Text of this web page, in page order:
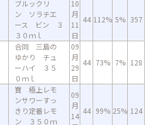
ブルックリ
ン ソラチエ
ース ビン ３
３０ｍｌ
10
月
11
日
44 112% 5% 357
合同 三島の
ゆかり チュ
ーハイ ３５
０ｍｌ
09
月
29
日
44 73% 7% 128
寶 極上レモ
ンサワーすっ
きり定番レモ
ン ３５０ｍ
09
月
14
44 99% 25% 124